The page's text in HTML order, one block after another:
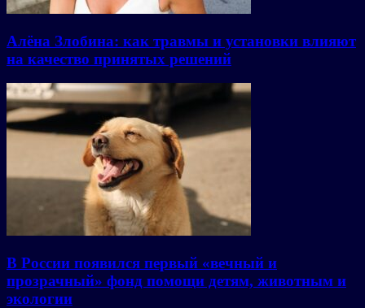
Алёна Злобина: как травмы и установки влияют
на качество принятых решений
В России появился первый «вечный и
прозрачный» фонд помощи детям, животным и
экологии